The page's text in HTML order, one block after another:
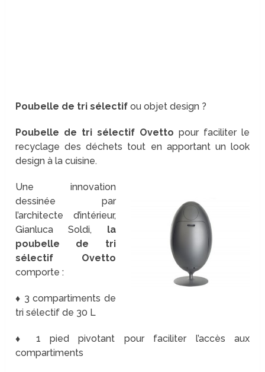
Poubelle de tri sélectif ou objet design ?
Poubelle de tri sélectif Ovetto pour faciliter le
recyclage des déchets tout en apportant un look
design à la cuisine.
Une innovation
dessinée par
l’architecte d’intérieur,
Gianluca Soldi, la
poubelle de tri
sélectif Ovetto
comporte :
♦ 3 compartiments de
tri sélectif de 30 L
♦ 1 pied pivotant pour faciliter l’accès aux
compartiments